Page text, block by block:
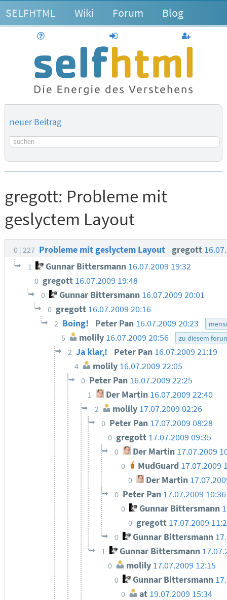
SELFHTML Wiki Forum Blog
anmelden
neuer Beitrag
Suchbegriff
gregott: Probleme mit
geslyctem Layout
0 227 Probleme mit geslyctem Layout gregott
1 Gunnar Bittersmann 16.07.2009 19:32
0 gregott 16.07.2009 19:48
0 Gunnar Bittersmann 16.07.2009 20:01
0 gregott 16.07.2009 20:16
2 Boing! Peter Pan 16.07.2009 20:23
5 molily 16.07.2009 20:56 zu diesem
2 Ja klar,! Peter Pan 16.07.2009 21:19
4 molily 16.07.2009 22:05
0 Peter Pan 16.07.2009 22:25
1 Der Martin 16.07.2009 22:40
2 molily 17.07.2009 02:26
0 Peter Pan 17.07.2009 08:28
0 gregott 17.07.2009 09:35
0 Der Martin 17.07.2009
0 MudGuard 17.07.2009
0 Der Martin
0 Peter Pan 17.07.2009 10:36
0 Gunnar Bittersmann
0 gregott 17.07.2009
0 Gunnar Bittersmann
1 Gunnar Bittersmann
0 molily 17.07.2009 12:15
0 Gunnar Bittersmann
0 at 19.07.2009 15:34